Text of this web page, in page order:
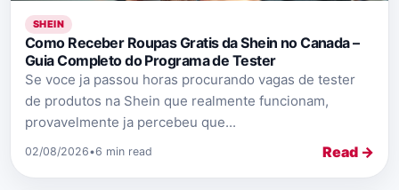
SHEIN
Como Receber Roupas Gratis da Shein no Canada –
Guia Completo do Programa de Tester
Se voce ja passou horas procurando vagas de tester
de produtos na Shein que realmente funcionam,
provavelmente ja percebeu que...
02/08/2026•6 min read Read →